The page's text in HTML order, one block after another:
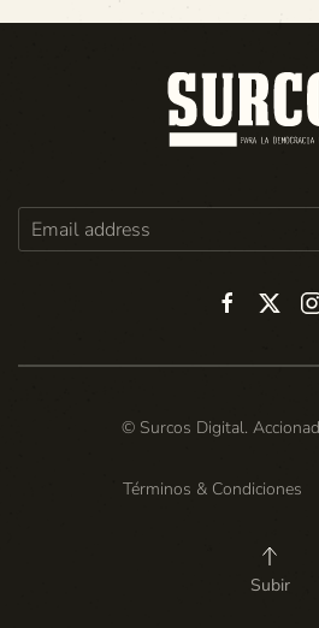
© Surcos Digital.
Términos & Condiciones
Subir